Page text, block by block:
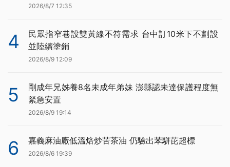
2026/8/7 12:35
4
民眾指窄巷設雙黃線不符需求 台中訂10米下不劃設
並陸續塗銷
2026/8/9 12:09
5
剛成年兄姊養8名未成年弟妹 澎縣認未達保護程度無
緊急安置
2026/8/9 19:14
6 嘉義麻油廠低溫焙炒苦茶油 仍驗出苯駢芘超標
2026/8/6 19:39